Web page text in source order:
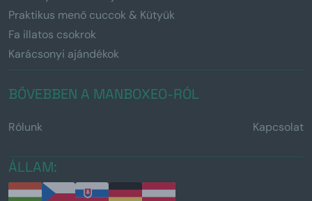
Praktikus menő cuccok & Kütyük
Fa illatos csokrok
Karácsonyi ajándékok
BŐVEBBEN A MANBOXEO-RÓL
Rólunk Kapcsolat
ÁLLAM: